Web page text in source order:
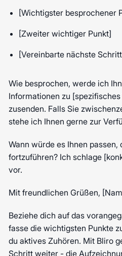
[Wichtigster besprochener
[Zweiter wichtiger Punkt]
[Vereinbarte nächste
Wie besprochen, werde ich
Informationen zu
zusenden. Falls Sie
stehe ich Ihnen gerne zur
Wann würde es Ihnen passen,
fortzuführen? Ich schlage
vor.
Mit freundlichen Grüßen,
Beziehe dich auf das
fasse die wichtigsten Punkte
du aktives Zuhören. Mit Bliro
Schritt weiter - die